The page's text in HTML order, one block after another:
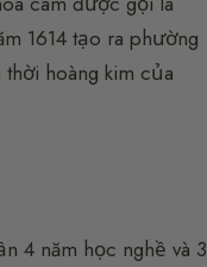
1614 tạo ra phường
hoàng kim của
4 năm học nghề và 3